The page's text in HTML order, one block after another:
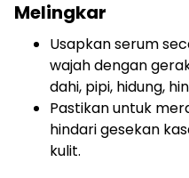
Melingkar
Usapkan serum
wajah dengan
dahi, pipi, hidung,
Pastikan untuk
hindari gesekan
kulit.